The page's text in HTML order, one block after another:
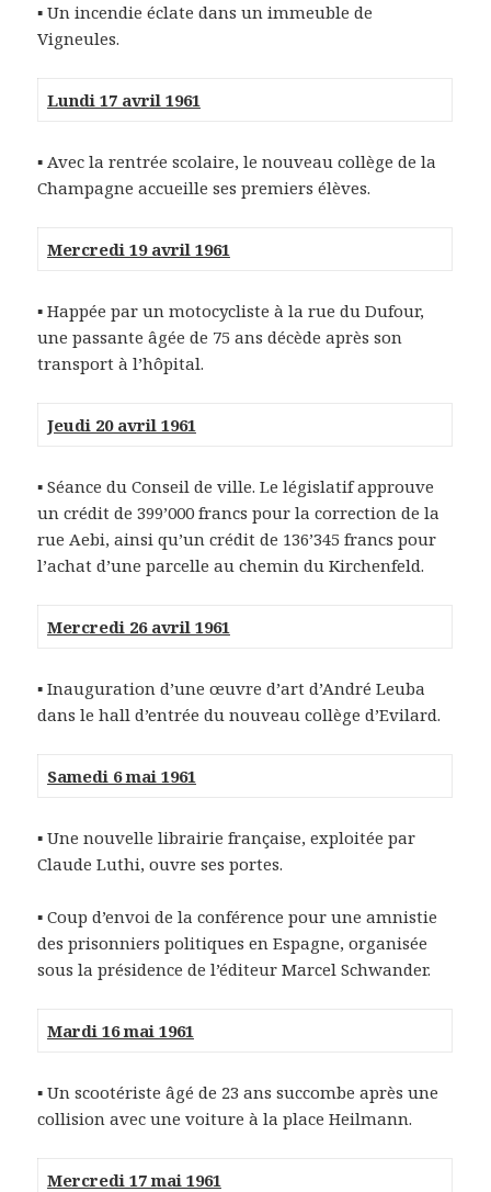
▪ Un incendie éclate dans un immeuble de
Vigneules.
Lundi 17 avril 1961
▪ Avec la rentrée scolaire, le nouveau collège de la
Champagne accueille ses premiers élèves.
Mercredi 19 avril 1961
▪ Happée par un motocycliste à la rue du Dufour,
une passante âgée de 75 ans décède après son
transport à l’hôpital.
Jeudi 20 avril 1961
▪ Séance du Conseil de ville. Le législatif approuve
un crédit de 399’000 francs pour la correction de la
rue Aebi, ainsi qu’un crédit de 136’345 francs pour
l’achat d’une parcelle au chemin du Kirchenfeld.
Mercredi 26 avril 1961
▪ Inauguration d’une œuvre d’art d’André Leuba
dans le hall d’entrée du nouveau collège d’Evilard.
Samedi 6 mai 1961
▪ Une nouvelle librairie française, exploitée par
Claude Luthi, ouvre ses portes.
▪ Coup d’envoi de la conférence pour une amnistie
des prisonniers politiques en Espagne, organisée
sous la présidence de l’éditeur Marcel Schwander.
Mardi 16 mai 1961
▪ Un scootériste âgé de 23 ans succombe après une
collision avec une voiture à la place Heilmann.
Mercredi 17 mai 1961